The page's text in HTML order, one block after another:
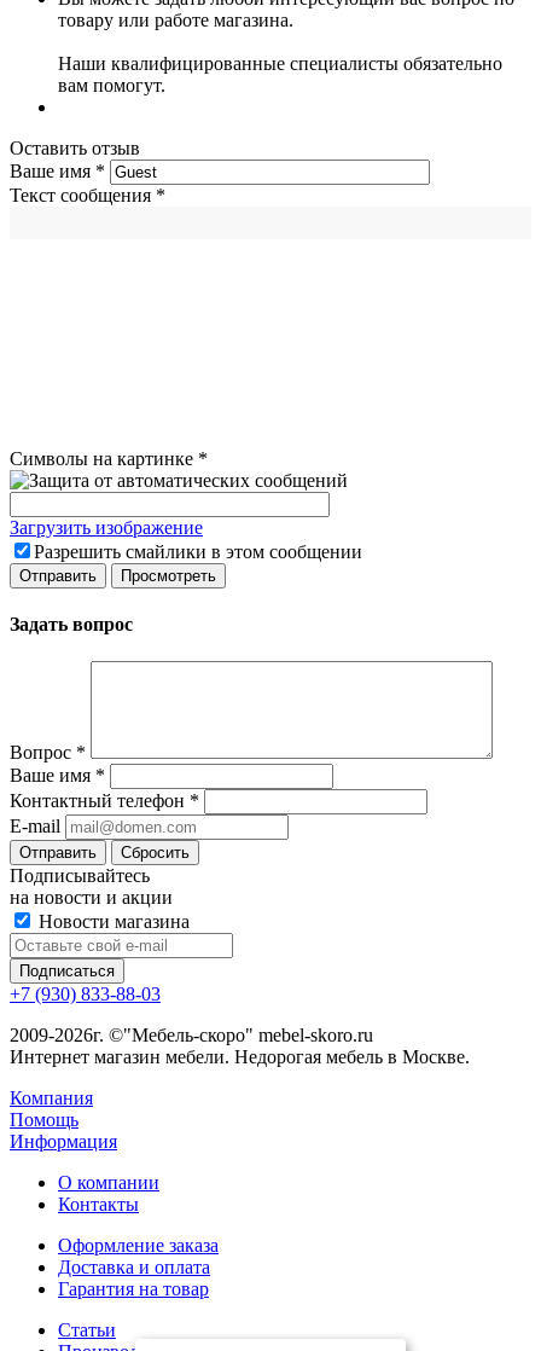
товару или работе магазина.
Наши квалифицированные специалисты обязательно
вам помогут.
Оставить отзыв
Ваше имя *
Текст сообщения *
Символы на картинке *
Загрузить изображение
Разрешить смайлики в этом сообщении
Задать вопрос
Вопрос *
Ваше имя *
Контактный телефон *
E-mail
Сбросить
Подписывайтесь
на новости и акции
Новости магазина
+7 (930) 833-88-03
2009-2026г. ©"Мебель-скоро" mebel-skoro.ru
Интернет магазин мебели. Недорогая мебель в Москве.
Компания
Помощь
Информация
О компании
Контакты
Оформление заказа
Доставка и оплата
Гарантия на товар
Статьи